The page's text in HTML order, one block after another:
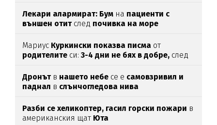
Лекари алармират: Бум на пациенти с
външен отитслед почивка на море
Мариус Куркински показва писма от
родителите си:3-4 дни не бях в добре, след
Дронътв нашето небе се е самовзривил и
паднал в слънчогледова нива
Разби се хеликоптер, гасил горски пожари в
американския щат Юта